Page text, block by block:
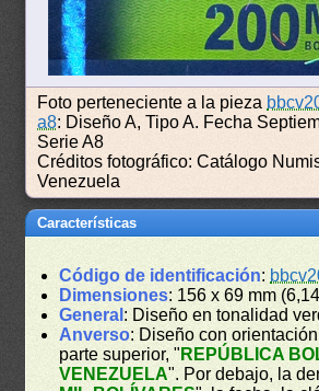
Foto perteneciente a la pieza
a8: Diseño A, Tipo A. Fecha
Serie A8
Créditos fotográfico: Catálogo
Venezuela
Características
Código de identificación:
Dimensiones: 156 x 69 mm
General : Diseño en tonalidad
Anverso: Diseño con
parte superior, " REPÚBLICA
VENEZUELA". Por debajo, la